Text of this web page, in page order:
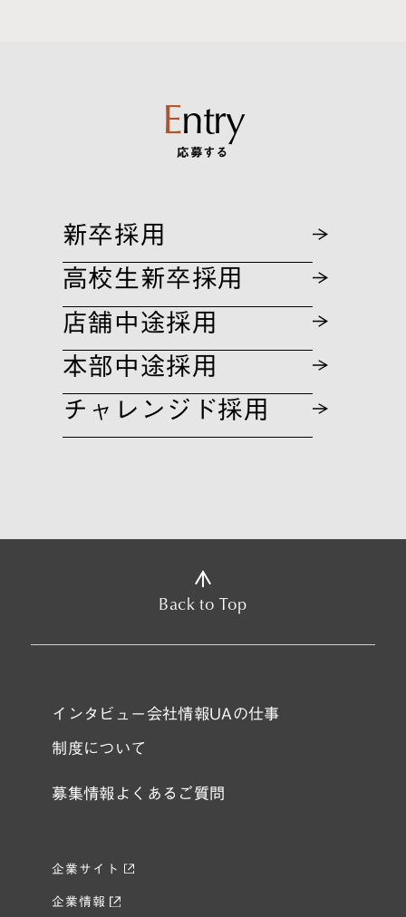
Entry
応募する
新卒採 用
高校生新卒採用
店舗中途採 用
本部中途採 用
チ ャ レ ン ジ ド採 用
Back to Top
インタビュー会社情報UAの仕事
制度について
募集情報 よくあるご質問
企業サイト
企業情報